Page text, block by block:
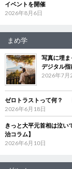
イベントを開催
2026年8月6日
まめ学
写真に埋
デジタル指
2026年7月
ゼロトラストって何？
2026年6月18日
きっと大平元首相は泣
治コラム】
2026年6月10日